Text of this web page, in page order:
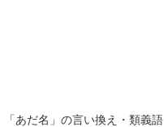
「あだ名 」の言い換え・類義語